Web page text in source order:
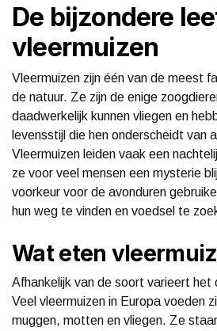
De bijzondere
vleermuizen
Vleermuizen zijn één van de meest
de natuur. Ze zijn de enige
daadwerkelijk kunnen vliegen en
levensstijl die hen onderscheidt van
Vleermuizen leiden vaak een
ze voor veel mensen een mysterie
voorkeur voor de avonduren
hun weg te vinden en voedsel te
Wat eten
Afhankelijk van de soort varieert het
Veel vleermuizen in Europa voeden
muggen, motten en vliegen. Ze